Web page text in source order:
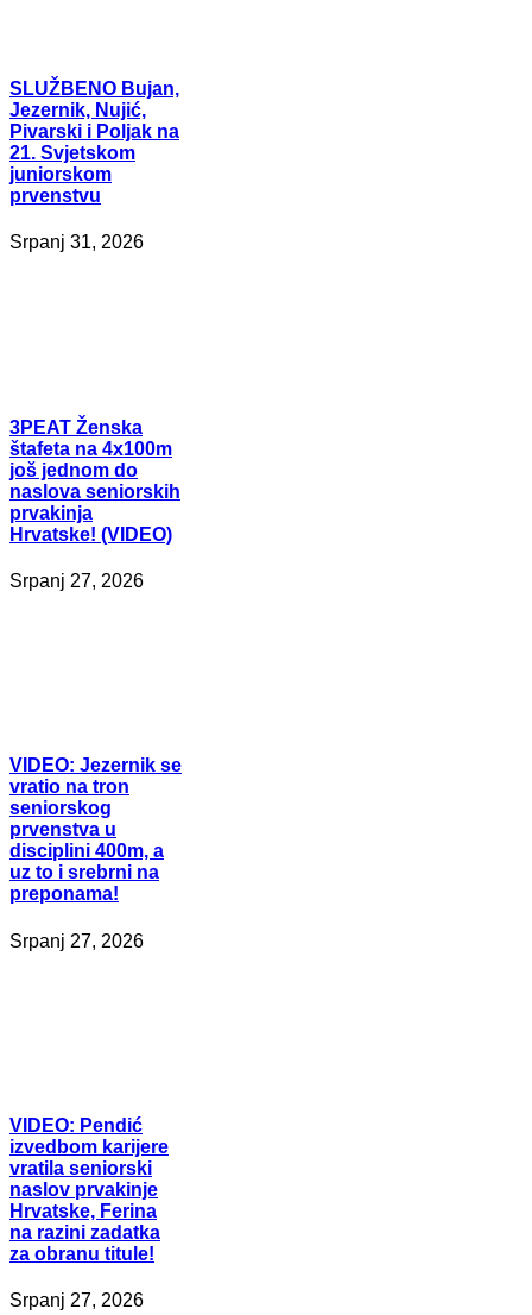
SLUŽBENO Bujan,
Jezernik, Nujić,
Pivarski i Poljak na
21. Svjetskom
juniorskom
prvenstvu
Srpanj 31, 2026
3PEAT Ženska
štafeta na 4x100m
još jednom do
naslova seniorskih
prvakinja
Hrvatske! (VIDEO)
Srpanj 27, 2026
VIDEO: Jezernik se
vratio na tron
seniorskog
prvenstva u
disciplini 400m, a
uz to i srebrni na
preponama!
Srpanj 27, 2026
VIDEO: Pendić
izvedbom karijere
vratila seniorski
naslov prvakinje
Hrvatske, Ferina
na razini zadatka
za obranu titule!
Srpanj 27, 2026